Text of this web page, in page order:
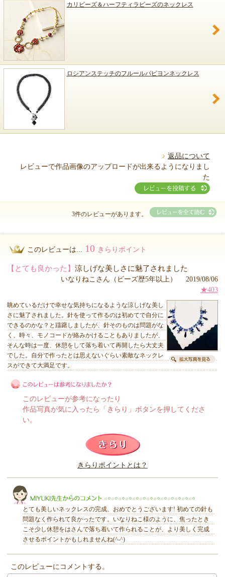
カリビーズ＆ハーフティラビーズのネックレス
ロシアンステッチのフルールパピヨンネックレス
返品について
レビューで作品画像のアップロードが出来るようになりまし
た
3件のレビューがあります。
このレビューは... 10 きらりポイント
【とても良かった】 涼しげな美しさに魅了されました
いなりねこさん（ビーズ歴5年以上） 2019/08/06
★403
眺めているだけで幸せな気持ちになるような涼しげな美し
さに魅了されました。針を使って作るのは初めてで自分に
できるのかな？と躊躇しましたが、針そのものは問題がな
く、時々、モノコードが絡みかけることもありましたが、
そんな時は一度、休憩をして落ち着いて再開したら大丈夫
でした。自分で作ったとは思えないぐらい素敵なネックレ
スができて大満足です。
このレビューは参考になりましたか？
このレビューが参考になったり
作品写真が気に入ったら「きらり」ボタンを押してくださ
い。
きらりポイントとは？
とても美しいネックレスの完成、おめでとうございます! 初めての針も
問題なく作られて良かったです。いなりねこ様のように、焦ったとき
こそ少し休憩をはさんで落ち着いて作られることが、より美しく完成
させるポイントかもしれませんね(^-^)
このレビューにコメントする。